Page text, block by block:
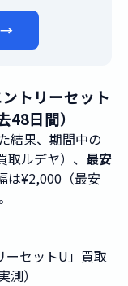
→
トリーセット
日間）
結果、期間中の
取ルデヤ）、 最安
は¥2,000（最安
ーセットU」買取
）